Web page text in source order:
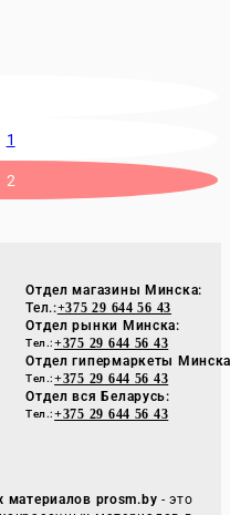
1
2
материалов prosm.by- это
Отдел магазины Минска:
Тел.:+375 29 644 56 43
Отдел рынки Минска:
Тел.:+375 29 644 56 43
Отдел гипермаркеты
Тел.:+375 29 644 56 43
Отдел вся Беларусь:
Тел.:+375 29 644 56 43